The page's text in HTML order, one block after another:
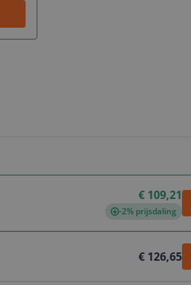
€ 109,21
-2% prijsdaling
€ 126,65